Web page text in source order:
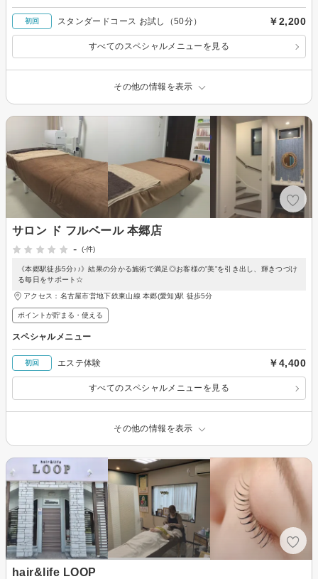
初回 スタンダードコース お試し（50分） ￥2,200
すべてのスペシャルメニューを見る
その他の情報を表示
サロン ド フルベール 本郷店
-
(-件)
《本郷駅徒歩5分♪♪》結果の分かる施術で満足◎お客様の”美”を引き出し、輝きつづけ
る毎日をサポート☆
アクセス：名古屋市営地下鉄東山線 本郷(愛知)駅 徒歩5分
ポイントが貯まる・使える
スペシャルメニュー
初回 エステ体験 ￥4,400
すべてのスペシャルメニューを見る
その他の情報を表示
hair&life LOOP